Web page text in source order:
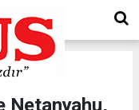
Netanyahu,